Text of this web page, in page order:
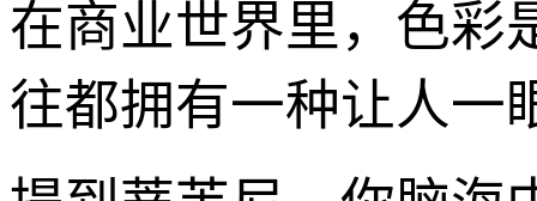
在商业世界里，色彩
往都拥有一种让人一